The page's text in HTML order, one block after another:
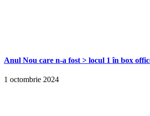
Anul Nou care n-a fost > locul 1 în box
1 octombrie 2024